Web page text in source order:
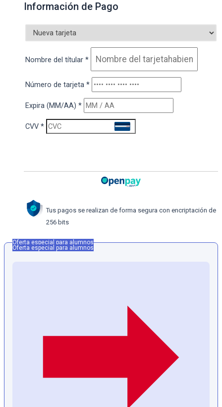
Información de Pago
Nombre del títular *
Número de tarjeta *
Expira (MM/AA) *
CVV *
Tus pagos se realizan de forma segura con encriptación de
256 bits
Oferta especial para alumnos
Oferta especial para alumnos